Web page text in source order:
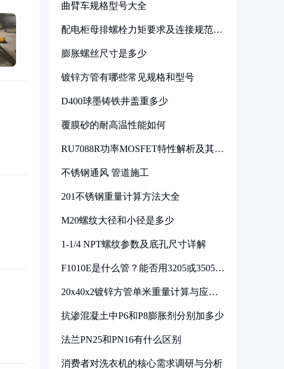
曲臂车规格型号大全
配电柜母排螺栓力矩要求及连接规范详
膨胀螺丝尺寸是多少
镀锌方管有哪些常见规格和型号
D400球墨铸铁井盖重多少
覆膜砂的耐高温性能如何
RU7088R功率MOSFET特性解析及其在
不锈钢通风 管道施工
201不锈钢重量计算方法大全
M20螺纹大径和小径是多少
1-1/4 NPT螺纹参数及底孔尺寸详解
F1010E是什么管？能否用3205或3505代
20x40x2镀锌方管单米重量计算与应用
抗渗混凝土中P6和P8膨胀剂分别加多少
法兰PN25和PN16有什么区别
消费者对洗衣机的核心需求调研与分析